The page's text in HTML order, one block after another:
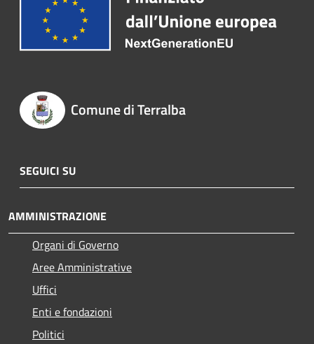
Comune di Terralba
SEGUICI SU
AMMINISTRAZIONE
Organi di Governo
Aree Amministrative
Uffici
Enti e fondazioni
Politici